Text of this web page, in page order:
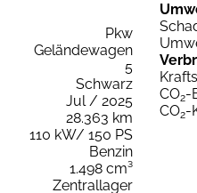
Pkw
Geländewagen
5
Schwarz
Jul / 2025
28.363 km
110 kW/ 150 PS
Benzin
1.498 cm³
Zentrallager
CO2-
CO2-